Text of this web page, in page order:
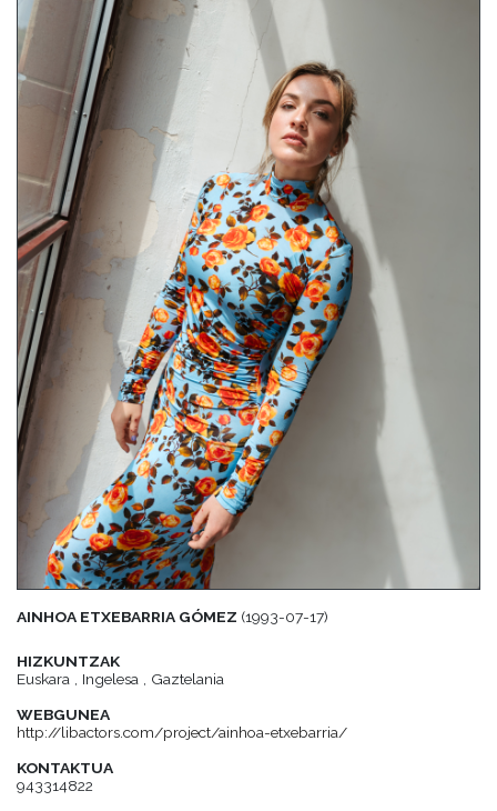
AINHOA ETXEBARRIA GÓMEZ (1993-07-17)
HIZKUNTZAK
Euskara , Ingelesa , Gaztelania
WEBGUNEA
http://libactors.com/project/ainhoa-etxebarria/
KONTAKTUA
943314822